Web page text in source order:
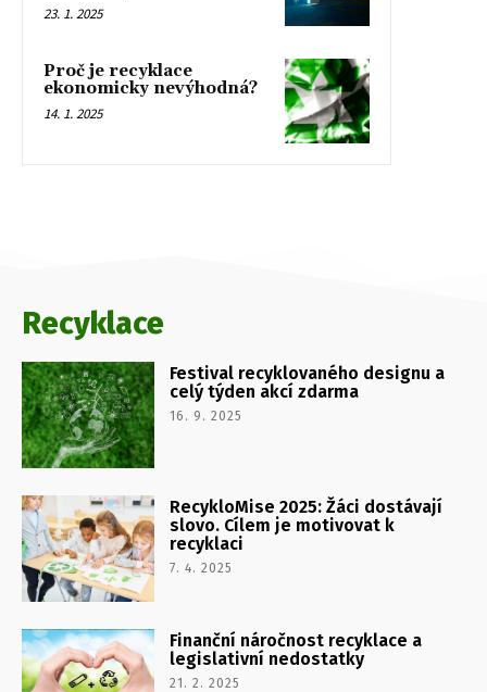
23. 1. 2025
Proč je recyklace
ekonomicky nevýhodná?
14. 1. 2025
Recyklace
Festival recyklovaného designu a
celý týden akcí zdarma
16. 9. 2025
RecykloMise 2025: Žáci dostávají
slovo. Cílem je motivovat k
recyklaci
7. 4. 2025
Finanční náročnost recyklace a
legislativní nedostatky
21. 2. 2025